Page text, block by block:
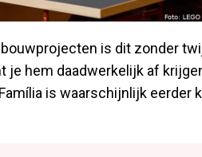
is dit zonder
je hem daadwerkelijk af
is waarschijnlijk eerder